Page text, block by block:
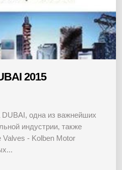
2015
одна из важнейших
индустрии, также
Valves - Kolben Motor